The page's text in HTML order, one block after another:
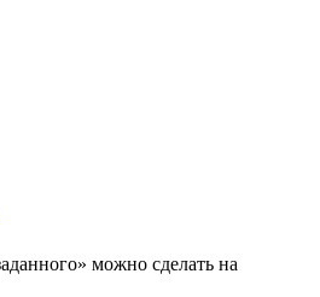
можно сделать на